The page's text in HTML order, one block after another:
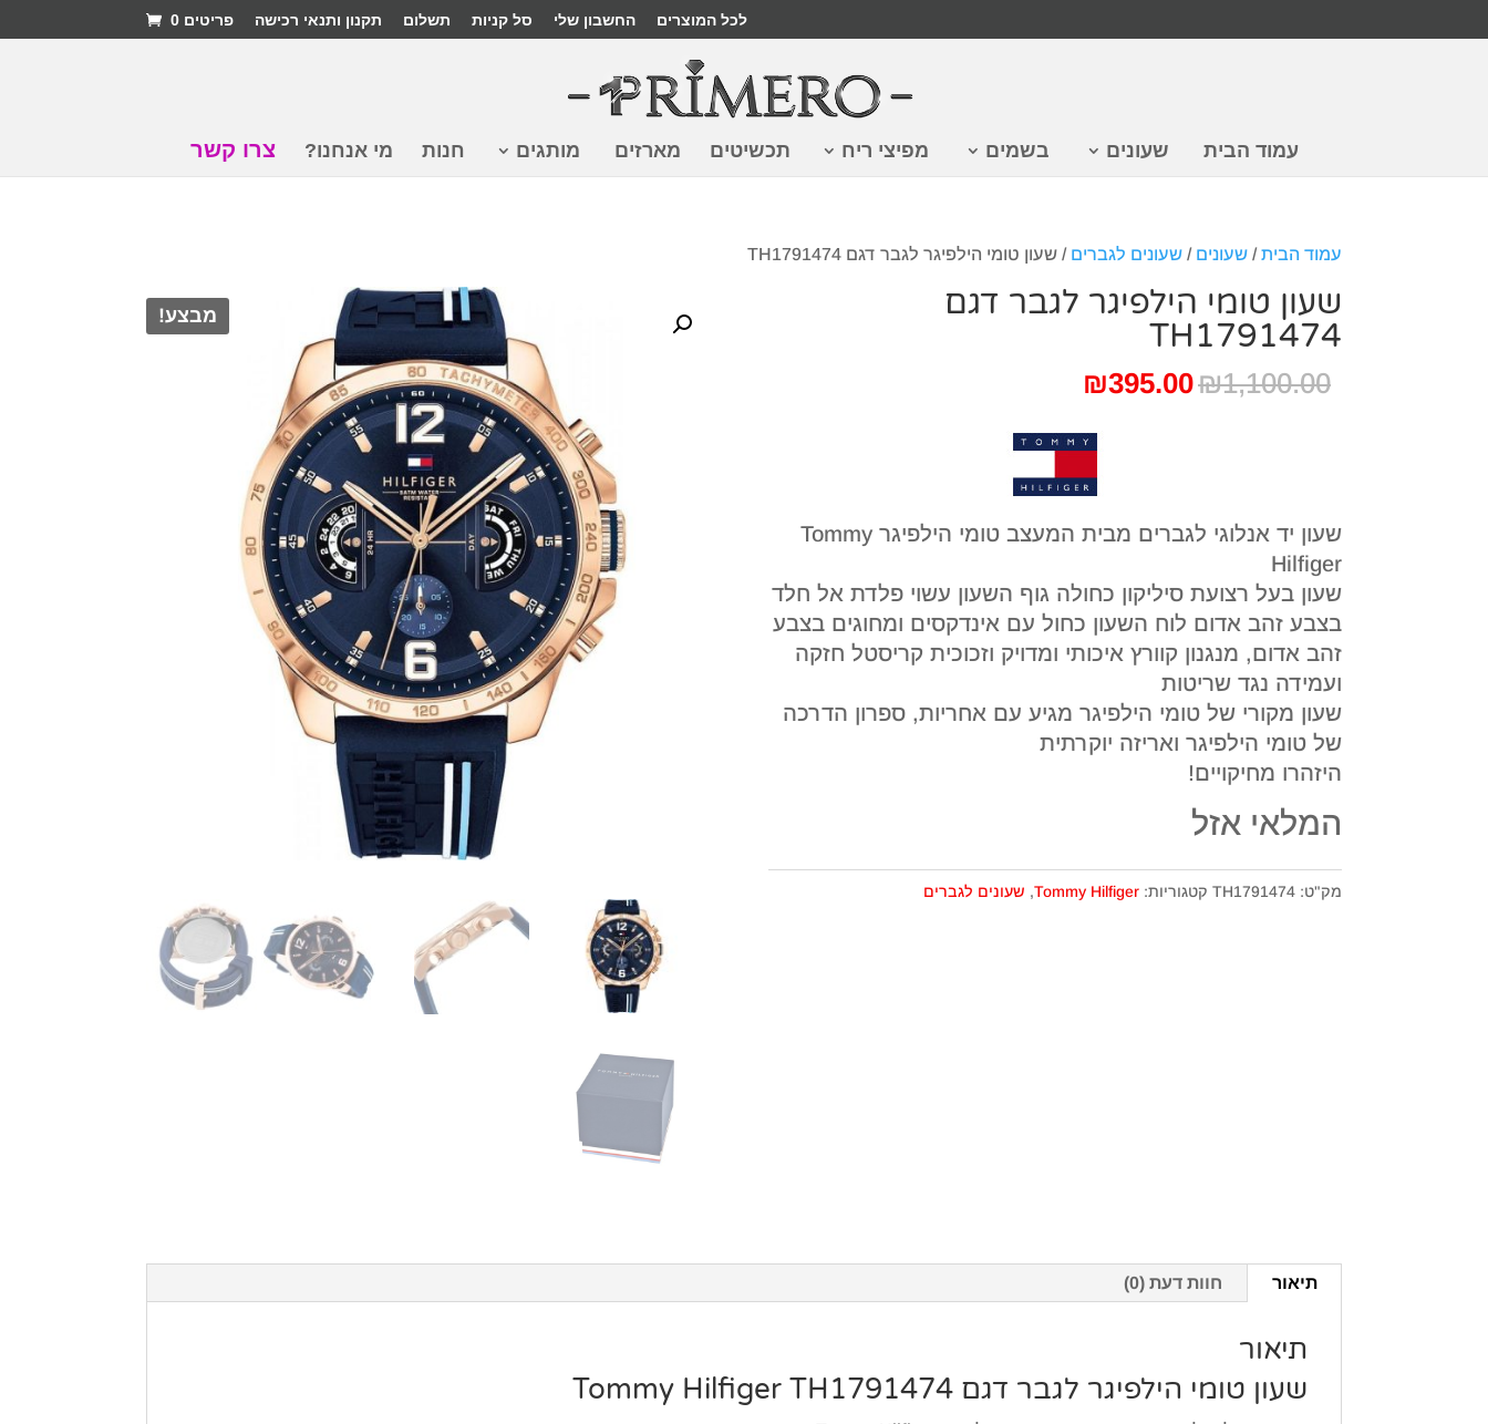
לכל המוצרים החשבון שלי סל קניות תשלום תקנון ותנאי רכישה פריטים 0
עמוד הבית שעונים בשמים מפיצי ריח תכשיטים מארזים מותגים חנות מי אנחנו? צרו קשר
עמוד הבית/ שעונים / שעונים לגברים / שעון טומי הילפיגר לגבר דגם TH1791474
מבצע!
שעון טומי הילפיגר לגבר דגם
TH1791474
₪1,100.00
המחיר
₪1,100.00.
₪395.00
הוא:
₪395.00.
שעון יד אנלוגי לגברים מבית המעצב טומי הילפיגר Tommy
Hilfiger
שעון בעל רצועת סיליקון כחולה גוף השעון עשוי פלדת אל חלד
בצבע זהב אדום לוח השעון כחול עם אינדקסים ומחוגים בצבע
זהב אדום, מנגנון קוורץ איכותי ומדויק וזכוכית קריסטל חזקה
ועמידה נגד שריטות
שעון מקורי של טומי הילפיגר מגיע עם אחריות, ספרון הדרכה
של טומי הילפיגר ואריזה יוקרתית
היזהרו מחיקויים!
המלאי אזל
מק"ט: TH1791474 קטגוריות: Tommy Hilfiger
, שעונים לגברים
תיאור חוות דעת (0)
תיאור
שעון טומי הילפיגר לגבר דגם Tommy Hilfiger TH1791474